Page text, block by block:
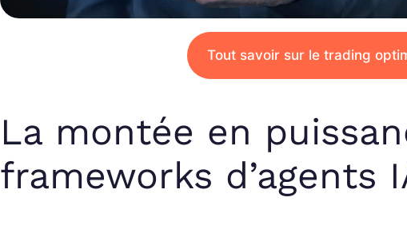
Tout savoir sur le trading
La montée en
frameworks d’agents